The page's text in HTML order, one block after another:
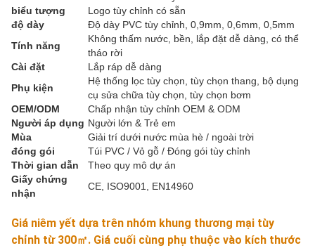
biểu tượng
Logo tùy chỉnh có sẵn
độ dày
Độ dày PVC tùy chỉnh, 0,9mm, 0,6mm, 0,5mm
Tính năng
Không thấm nước, bền, lắp đặt dễ dàng, có thể
tháo rời
Cài đặt
Lắp ráp dễ dàng
Phụ kiện
Hệ thống lọc tùy chọn, tùy chọn thang, bộ dụng
cụ sửa chữa tùy chọn, tùy chọn bơm
OEM/ODM
Chấp nhận tùy chỉnh OEM & ODM
Người áp dụng Người lớn & Trẻ em
Mùa
Giải trí dưới nước mùa hè / ngoài trời
đóng gói
Túi PVC / Vỏ gỗ / Đóng gói tùy chỉnh
Thời gian dẫn
Theo quy mô dự án
Giấy chứng
nhận
CE, ISO9001, EN14960
Giá niêm yết dựa trên nhóm khung thương mại tùy
chỉnh từ 300㎡. Giá cuối cùng phụ thuộc vào kích thước